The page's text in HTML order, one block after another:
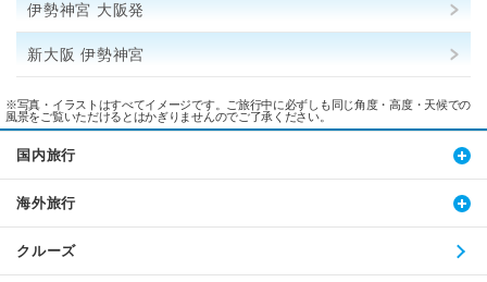
伊勢神宮 大阪発
新大阪 伊勢神宮
※写真・イラストはすべてイメージです。ご旅行中に必ずしも同じ角度・高度・天候での
風景をご覧いただけるとはかぎりませんのでご了承ください。
国内旅行
海外旅行
クルーズ